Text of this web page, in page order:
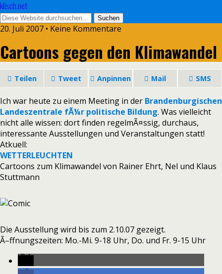
klisch.net
20. Juli 2007 • Keine Kommentare
Cartoons gegen den Klimawandel
Teilen Tweet Anpinnen Mail SMS
Ich war heute zu einem Meeting in der Brandenburgischen
Landeszentrale fÃ¼r politische Bildung. Was vielleicht
nicht alle wissen: dort finden regelmÃ¤ssig, durchaus,
interessante Ausstellungen und Veranstaltungen statt!
Atkuell:
WETTERLEUCHTEN
Cartoons zum Klimawandel von Rainer Ehrt, Nel und Klaus
Stuttmann
Die Ausstellung wird bis zum 2.10.07 gezeigt.
Ã–ffnungszeiten: Mo.-Mi. 9-18 Uhr, Do. und Fr. 9-15 Uhr